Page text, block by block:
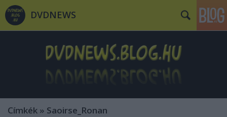
DVDNEWS
Címkék » Saoirse_Ronan